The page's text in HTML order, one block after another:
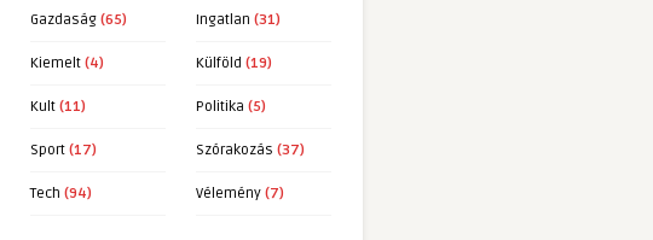
Gazdaság (65) Ingatlan (31)
Kiemelt (4) Külföld (19)
Kult (11) Politika (5)
Sport (17) Szórakozás (37)
Tech (94) Vélemény (7)